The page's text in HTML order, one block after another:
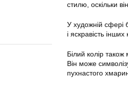
стилю, оскільки
У художній сфері
і яскравість
Білий колір
Він може
пухнастого